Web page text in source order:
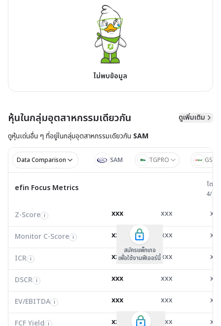
ไม่พบข้อมูล
หุ้นในกลุ่มอุตสาหกรรมเดียวกัน
ดูเพิ่มเติม
ดูหุ้นเด่นอื่น ๆ ที่อยู่ในกลุ่มอุตสาหกรรมเดียวกัน SAM
Data Comparison SAM TGPRO
efin Focus Metrics ไตรมาส
Z-Score i 1.00 -0.03
Monitor C-Score
0.00 0.00
ICR i -1.69 -1.71
-
DSCR
EV/EBITDA
-29.75 6,540.00
-
FCF Yield i 51.42 0.00
FCF/Net Income
-0.31 0.00
efin Focus Metrics
ไตรม
4/
Z-Score i
Monitor C-Score i
ICR i
DSCR i
สมัครแพ็คเกจ B
เพื่อใช้งานฟีเจอร์นี้
EV/EBITDA
FCF Yield i
FCF/Net Income
Net Debt/EBITDA
ROIC i
สมัครแพ็คเกจ B
เพื่อใช้งานฟีเจอร์นี้
Z-Score i xxx xxx
Monitor C-Score i xxx xxx
ICR i xxx xxx
DSCR i xxx xxx
สมัครแพ็กเกจ
เพื่อใช้งานฟีเจอร์นี้
EV/EBITDA i xxx xxx
FCF Yield i xxx xxx